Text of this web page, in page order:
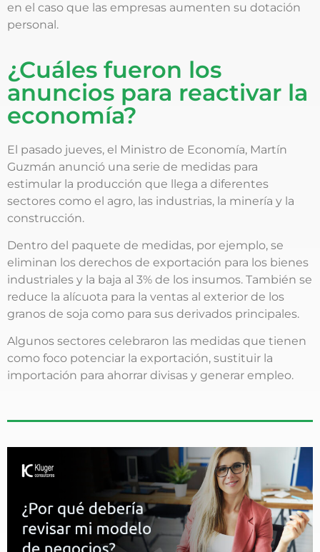
en el caso que las empresas aumenten su dotación
personal.
¿Cuáles fueron los
anuncios para reactivar la
economía?
El pasado jueves, el Ministro de Economía, Martín
Guzmán anunció una serie de medidas para
estimular la producción que llega a diferentes
sectores como el agro, las industrias, la minería y la
construcción.
Dentro del paquete de medidas, por ejemplo, se
eliminan los derechos de exportación para los bienes
industriales y la baja al 3% de los insumos. También se
reduce la alícuota para la ventas al exterior de los
granos de soja como para sus derivados principales.
Algunos sectores celebraron las medidas que tienen
como foco potenciar la exportación, sustituir la
importación para ahorrar divisas y generar empleo.